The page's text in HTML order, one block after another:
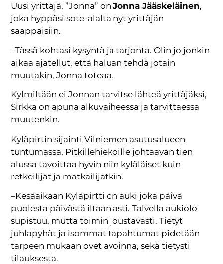
Uusi yrittäjä, ”Jonna” onJonna Jääskeläinen,
joka hyppäsi sote-alalta nyt yrittäjän
saappaisiin.
–Tässä kohtasi kysyntä ja tarjonta. Olin jo jonkin
aikaa ajatellut, että haluan tehdä jotain
muutakin, Jonna toteaa.
Kylmiltään ei Jonnan tarvitse lähteä yrittäjäksi,
Sirkka on apuna alkuvaiheessa ja tarvittaessa
muutenkin.
Kyläpirtin sijainti Vilniemen asutusalueen
tuntumassa, Pitkillehiekoille johtaavan tien
alussa tavoittaa hyvin niin kyläläiset kuin
retkeilijät ja matkailijatkin.
–Kesäaikaan Kyläpirtti on auki joka päivä
puolesta päivästä iltaan asti. Talvella aukiolo
supistuu, mutta toimin joustavasti. Tietyt
juhlapyhät ja isommat tapahtumat pidetään
tarpeen mukaan ovet avoinna, sekä tietysti
tilauksesta.